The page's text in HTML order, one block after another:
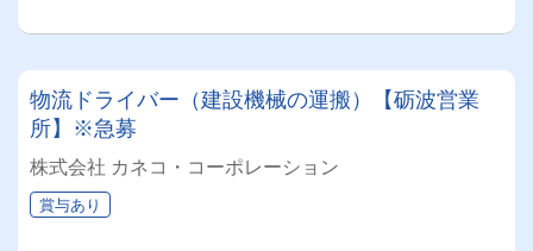
物流ドライバー（建設機械の運搬）【砺波営業
所】※急募
株式会社 カネコ・コーポレーション
賞与あり